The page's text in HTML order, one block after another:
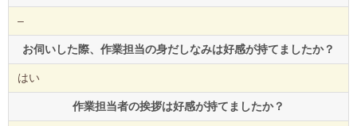
–
お伺いした際、作業担当の身だしなみは好感が持てましたか？
はい
作業担当者の挨拶は好感が持てましたか？